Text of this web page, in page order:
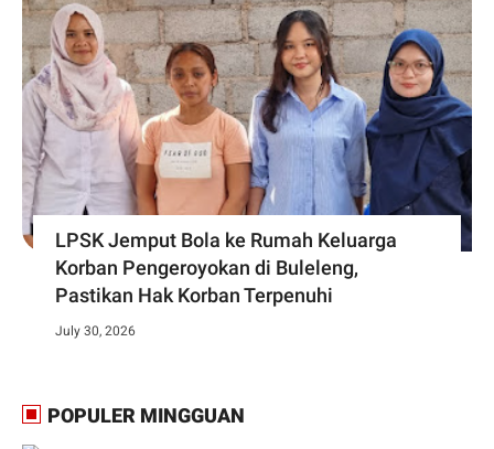
LPSK Jemput Bola ke Rumah Keluarga
Korban Pengeroyokan di Buleleng,
Pastikan Hak Korban Terpenuhi
July 30, 2026
POPULER MINGGUAN